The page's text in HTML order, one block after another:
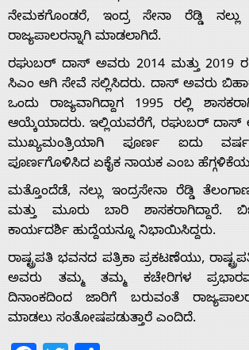
Home
About
Us
ನೇಮಕಗೊಂಡರೆ, ಇಂದ್ರ ಸೇನಾ ರೆಡ್ಡಿ ನಲ್ಲು
ರಾಜ್ಯಪಾಲರನ್ನಾಗಿ ಮಾಡಲಾಗಿದೆ.
ರಘುಬರ್ ದಾಸ್ ಅವರು 2014 ಮತ್ತು 2019
ಸಿಎಂ ಆಗಿ ಸೇವೆ ಸಲ್ಲಿಸಿದರು. ದಾಸ್ ಅವರು
ಒಂದು ರಾಜ್ಯವಾಗಿದ್ದಾಗ 1995 ರಲ್ಲಿ
ಆಯ್ಕೆಯಾದರು. ಇಲ್ಲಿಯವರೆಗೆ, ರಘುಬರ್ ದಾಸ್
ಮುಖ್ಯಮಂತ್ರಿಯಾಗಿ ಪೂರ್ಣ ಐದು
ಪೂರ್ಣಗೊಳಿಸಿದ ಏಕೈಕ ನಾಯಕ ಎಂಬ
ಮತ್ತೊಂದೆಡೆ, ನಲ್ಲು ಇಂದ್ರಸೇನಾ ರೆಡ್ಡಿ
ಮತ್ತು ಮೂರು ಬಾರಿ ಶಾಸಕರಾಗಿದ್ದಾರೆ.
ಕಾರ್ಯದರ್ಶಿ ಹುದ್ದೆಯನ್ನೂ ನಿಭಾಯಿಸಿದ್ದರು.
ರಾಷ್ಟ್ರಪತಿ ಭವನದ ಪತ್ರಿಕಾ ಪ್ರಕಟಣೆಯು,
ಅವರು ತಮ್ಮ ತಮ್ಮ ಕಚೇರಿಗಳ
ದಿನಾಂಕದಿಂದ ಜಾರಿಗೆ ಬರುವಂತೆ
ಮಾಡಲು ಸಂತೋಷಪಡುತ್ತಾರೆ ಎಂದಿದೆ.